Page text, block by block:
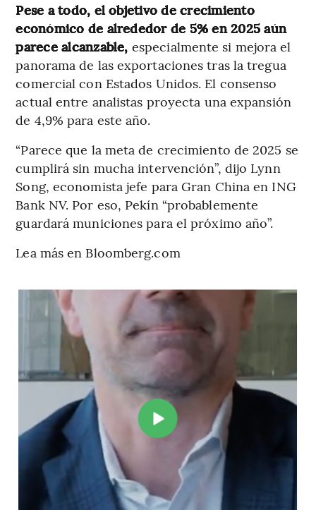
Pese a todo, el objetivo de crecimiento
económico de alrededor de 5% en 2025 aún
parece alcanzable, especialmente si mejora el
panorama de las exportaciones tras la tregua
comercial con Estados Unidos. El consenso
actual entre analistas proyecta una expansión
de 4,9% para este año.
“Parece que la meta de crecimiento de 2025 se
cumplirá sin mucha intervención”, dijo Lynn
Song, economista jefe para Gran China en ING
Bank NV. Por eso, Pekín “probablemente
guardará municiones para el próximo año”.
Lea más en Bloomberg.com